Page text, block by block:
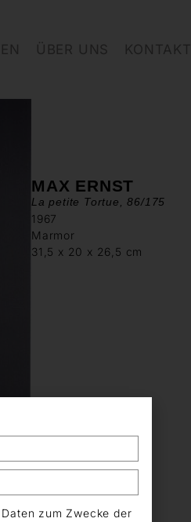
ÜBER UNS KONTAKT
MAX ERNST
La petite Tortue, 86/175
1967
Marmor
31,5 x 20 x 26,5 cm
zum Zwecke der